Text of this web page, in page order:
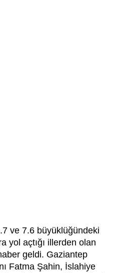
ve 7.6 büyüklüğündeki
yol açtığı illerden olan
geldi. Gaziantep
Fatma Şahin, İslahiye